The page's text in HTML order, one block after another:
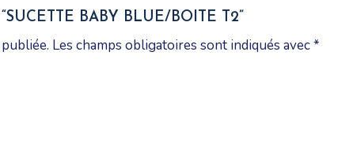
BABY BLUE/BOITE T2”
Les champs obligatoires sont indiqués avec*